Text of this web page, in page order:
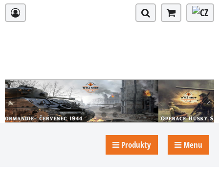
Produkty Menu